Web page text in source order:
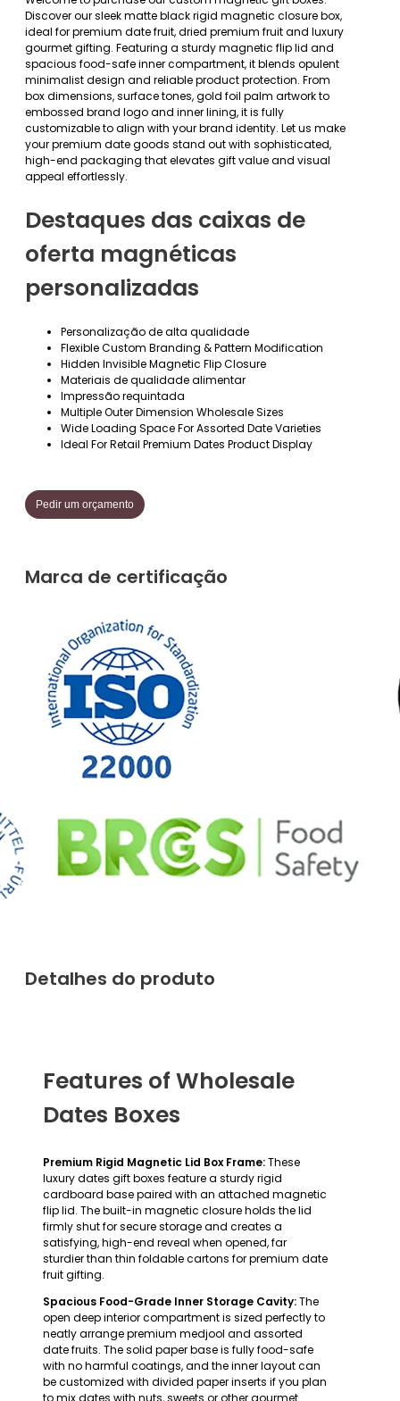
Discover our sleek matte black rigid magnetic closure box,
ideal for premium date fruit, dried premium fruit and luxury
gourmet gifting. Featuring a sturdy magnetic flip lid and
spacious food-safe inner compartment, it blends opulent
minimalist design and reliable product protection. From
box dimensions, surface tones, gold foil palm artwork to
embossed brand logo and inner lining, it is fully
customizable to align with your brand identity. Let us make
your premium date goods stand out with sophisticated,
high-end packaging that elevates gift value and visual
appeal effortlessly.
Destaques das caixas de
oferta magnéticas
personalizadas
Personalização de alta qualidade
Flexible Custom Branding & Pattern Modification
Hidden Invisible Magnetic Flip Closure
Materiais de qualidade alimentar
Impressão requintada
Multiple Outer Dimension Wholesale Sizes
Wide Loading Space For Assorted Date Varieties
Ideal For Retail Premium Dates Product Display
Pedir um orçamento
Marca de certificação
Detalhes do produto
Features of Wholesale
Dates Boxes
Premium Rigid Magnetic Lid Box Frame:These
luxury dates gift boxes feature a sturdy rigid
cardboard base paired with an attached magnetic
flip lid. The built-in magnetic closure holds the lid
firmly shut for secure storage and creates a
satisfying, high-end reveal when opened, far
sturdier than thin foldable cartons for premium date
fruit gifting.
Spacious Food-Grade Inner Storage Cavity:The
open deep interior compartment is sized perfectly to
neatly arrange premium medjool and assorted
date fruits. The solid paper base is fully food-safe
with no harmful coatings, and the inner layout can
be customized with divided paper inserts if you plan
to mix dates with nuts, sweets or other gourmet